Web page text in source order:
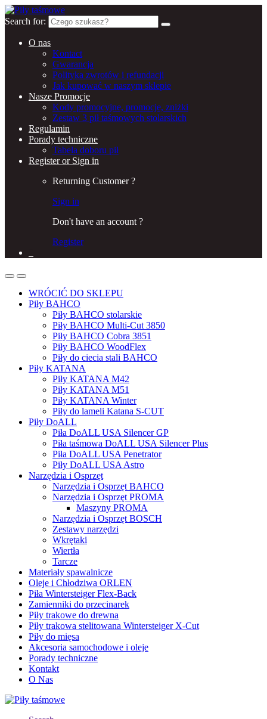
Search for:
O nas
Kontact
Gwarancja
Polityka zwrotów i refundacji
Jak kupować w naszym sklepie
Nasze Promocje
Kody promocyjne, promocje, zniżki
Zestaw 3 pił taśmowych stolarskich
Regulamin
Porady techniczne
Tabela doboru pił
Register or Sign in
Returning Customer ?
Sign in
Don't have an account ?
Register
WRÓCIĆ DO SKLEPU
Piły BAHCO
Piły BAHCO stolarskie
Piły BAHCO Multi-Cut 3850
Piły BAHCO Cobra 3851
Piły BAHCO WoodFlex
Piły do ciecia stali BAHCO
Piły KATANA
Piły KATANA M42
Piły KATANA M51
Piły KATANA Winter
Piły do lameli Katana S-CUT
Piły DoALL
Piła DoALL USA Silencer GP
Piła taśmowa DoALL USA Silencer Plus
Piła DoALL USA Penetrator
Piły DoALL USA Astro
Narzędzia i Osprzęt
Narzędzia i Osprzęt BAHCO
Narzędzia i Osprzęt PROMA
Maszyny PROMA
Narzędzia i Osprzęt BOSCH
Zestawy narzędzi
Wkrętaki
Wiertła
Tarcze
Materiały spawalnicze
Oleje i Chłodziwa ORLEN
Piła Wintersteiger Flex-Back
Zamienniki do przecinarek
Piły trakowe do drewna
Piły trakowa stelitowana Wintersteiger X-Cut
Piły do mięsa
Akcesoria samochodowe i oleje
Porady techniczne
Kontakt
O Nas